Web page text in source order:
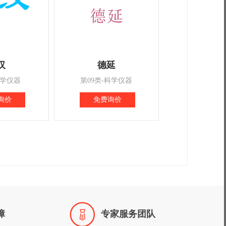
仪器
价
德延
第09类-科学仪器
免费询价
 专家服务团队